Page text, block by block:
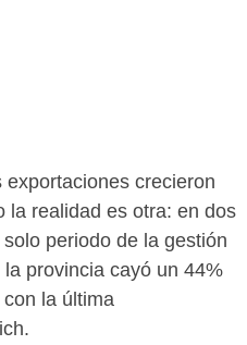
crecieron
la realidad es otra: en dos
periodo de la gestión
provincia cayó un 44%
la última